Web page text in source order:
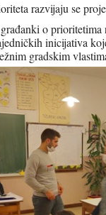
razvijaju se
o prioritetima
inicijativa
gradskim